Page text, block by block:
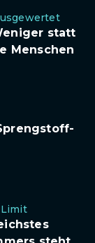
statt
Menschen